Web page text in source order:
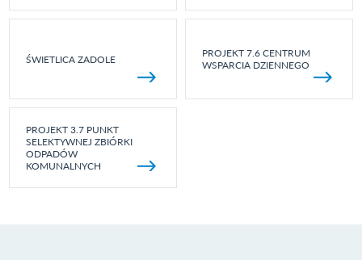
ŚWIETLICA ZADOLE
PROJEKT 7.6 CENTRUM
WSPARCIA DZIENNEGO
PROJEKT 3.7 PUNKT
SELEKTYWNEJ ZBIÓRKI
ODPADÓW
KOMUNALNYCH